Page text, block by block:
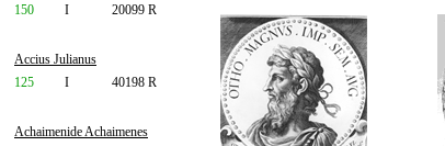
150
I 20099 R
Accius Julianus
125
I 40198 R
Achaimenide Achaimenes